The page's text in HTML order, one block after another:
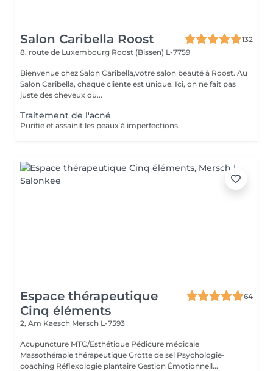
Salon Caribella Roost
132
8, route de Luxembourg Roost (Bissen) L-7759
Bienvenue chez Salon Caribella,votre salon beauté à Roost. Au
Salon Caribella, chaque cliente est unique. Ici, on ne fait pas
juste des cheveux ou...
Traitement de l'acné
Purifie et assainit les peaux à imperfections.
Espace thérapeutique
Cinq éléments
64
2, Am Kaesch Mersch L-7593
Acupuncture MTC/Esthétique Pédicure médicale
Massothérapie thérapeutique Grotte de sel Psychologie-
coaching Réflexologie plantaire Gestion Émotionnell...